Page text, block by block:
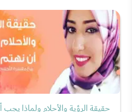
حقيقة الرؤية والأحلام ولماذا يجب